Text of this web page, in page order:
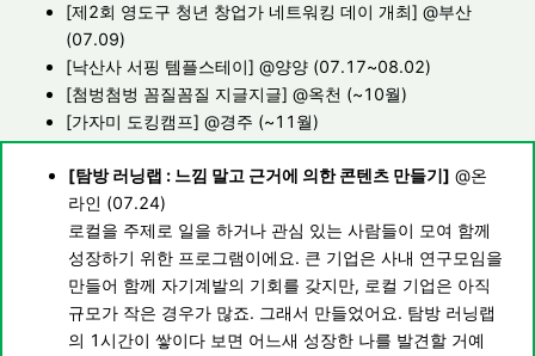
[제2회 영도구 청년 창업가 네트워킹 데이 개최] @부산
(07.09)
[낙산사 서핑 템플스테이] @양양 (07.17~08.02)
[첨벙첨벙 꼼질꼼질 지글지글] @옥천 (~10월)
[가자미 도킹캠프] @경주 (~11월)
[탐방 러닝랩 : 느낌 말고 근거에 의한 콘텐츠 만들기] @온
라인 (07.24)
로컬을 주제로 일을 하거나 관심 있는 사람들이 모여 함께
성장하기 위한 프로그램이에요. 큰 기업은 사내 연구모임을
만들어 함께 자기계발의 기회를 갖지만, 로컬 기업은 아직
규모가 작은 경우가 많죠. 그래서 만들었어요. 탐방 러닝랩
의 1시간이 쌓이다 보면 어느새 성장한 나를 발견할 거예